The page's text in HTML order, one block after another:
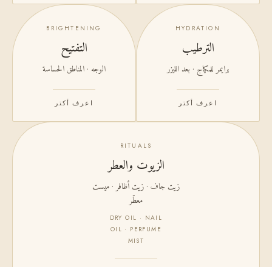
BRIGHTENING
التفتيح
الوجه · المناطق الحساسة
اعرف أكتر
HYDRATION
الترطيب
برايمر للمكياج · بعد الليزر
اعرف أكتر
RITUALS
الزيوت والعطر
زيت جاف · زيت أظافر · ميست
معطّر
DRY OIL · NAIL
OIL · PERFUME
MIST